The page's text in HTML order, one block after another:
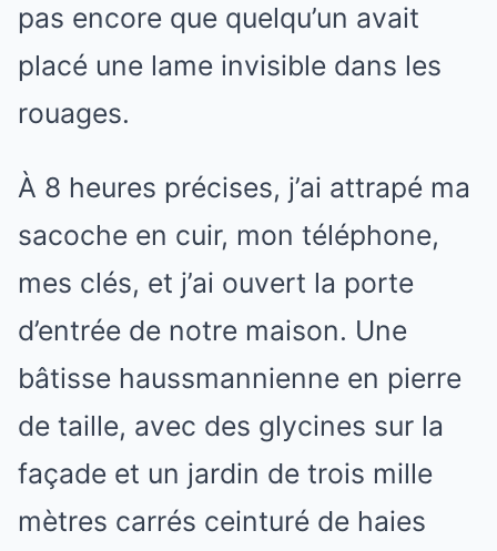
pas encore que quelqu’un avait
placé une lame invisible dans les
rouages.
À 8 heures précises, j’ai attrapé ma
sacoche en cuir, mon téléphone,
mes clés, et j’ai ouvert la porte
d’entrée de notre maison. Une
bâtisse haussmannienne en pierre
de taille, avec des glycines sur la
façade et un jardin de trois mille
mètres carrés ceinturé de haies